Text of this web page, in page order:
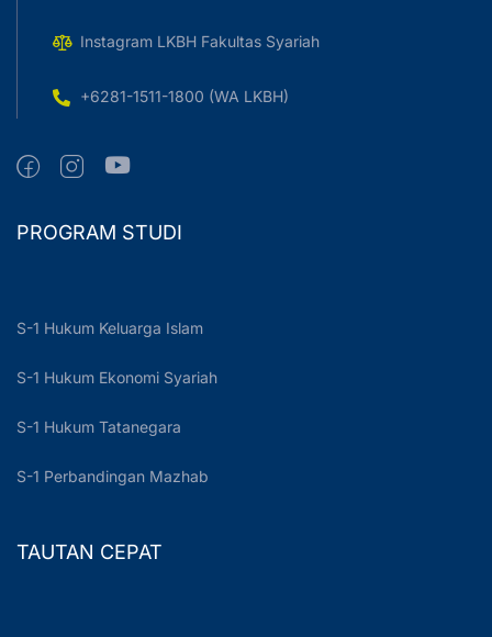
Instagram LKBH Fakultas Syariah
+6281-1511-1800 (WA LKBH)
PROGRAM STUDI
S-1 Hukum Keluarga Islam
S-1 Hukum Ekonomi Syariah
S-1 Hukum Tatanegara
S-1 Perbandingan Mazhab
TAUTAN CEPAT